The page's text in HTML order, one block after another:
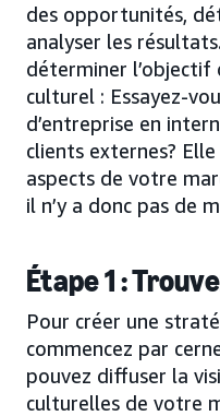
des opportunités,
analyser les
déterminer
culturel : Essayez-
d’entreprise en
clients externes?
aspects de votre
il n’y a donc pas de
Étape 1 :
Pour créer une
commencez par
pouvez diffuser la
culturelles de votre